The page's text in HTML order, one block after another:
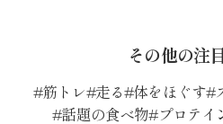
その他の注
筋トレ 走る 体をほぐす
話題の食べ物 プロテイ